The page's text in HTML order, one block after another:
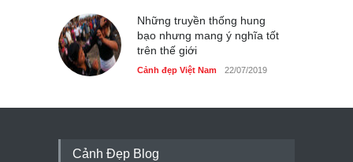
Những truyền thống hung
bạo nhưng mang ý nghĩa tốt
trên thế giới
Cảnh đẹp Việt Nam 22/07/2019
Cảnh Đẹp Blog